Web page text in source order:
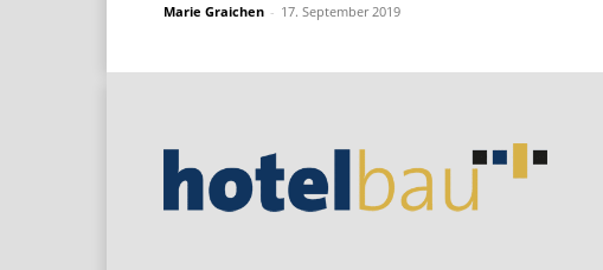
Marie Graichen - 17. September 2019